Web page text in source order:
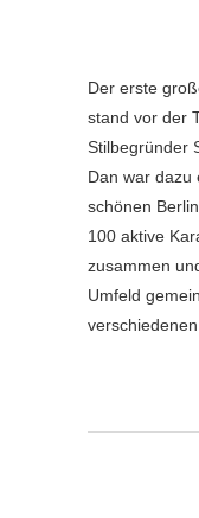
Der erste
stand vor der
Stilbegründer
Dan war dazu
schönen
100 aktive
zusammen
Umfeld